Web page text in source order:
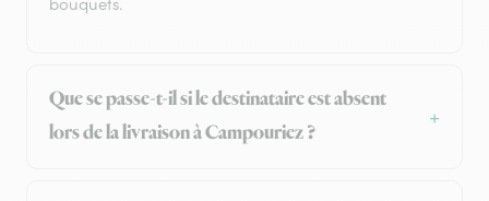
Que se passe-t-il si le destinataire est absent
lors de la livraison à Campouriez ?